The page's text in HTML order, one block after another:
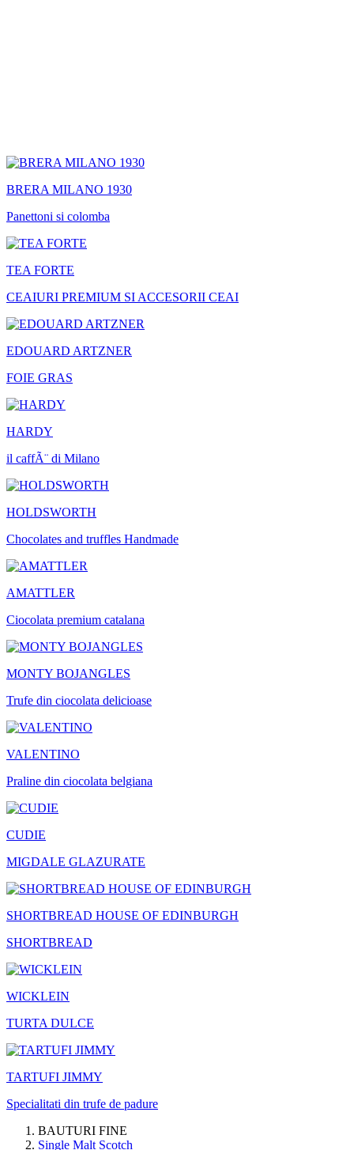
BRERA MILANO 1930
Panettoni si colomba
TEA FORTE
CEAIURI PREMIUM SI ACCESORII CEAI
EDOUARD ARTZNER
FOIE GRAS
HARDY
il caffÃ¨ di Milano
HOLDSWORTH
Chocolates and truffles Handmade
AMATTLER
Ciocolata premium catalana
MONTY BOJANGLES
Trufe din ciocolata delicioase
VALENTINO
Praline din ciocolata belgiana
CUDIE
MIGDALE GLAZURATE
SHORTBREAD HOUSE OF EDINBURGH
SHORTBREAD
WICKLEIN
TURTA DULCE
TARTUFI JIMMY
Specialitati din trufe de padure
BAUTURI FINE
Single Malt Scotch